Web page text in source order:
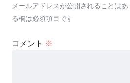
メールアドレスが公開されることはあ
る欄は必須項目です
コメント ※